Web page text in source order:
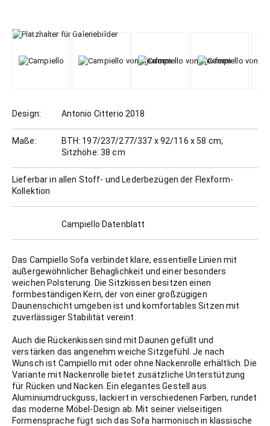
Design: Antonio Citterio 2018
Maße:
BTH: 197/237/277/337 x 92/116 x 58 cm,
Sitzhöhe: 38 cm
Lieferbar in allen Stoff- und Lederbezügen der Flexform-
Kollektion
Campiello Datenblatt
Das Campiello Sofa verbindet klare, essentielle Linien mit
außergewöhnlicher Behaglichkeit und einer besonders
weichen Polsterung. Die Sitzkissen besitzen einen
formbeständigen Kern, der von einer großzügigen
Daunenschicht umgeben ist und komfortables Sitzen mit
zuverlässiger Stabilität vereint.
Auch die Rückenkissen sind mit Daunen gefüllt und
verstärken das angenehm weiche Sitzgefühl. Je nach
Wunsch ist Campiello mit oder ohne Nackenrolle erhältlich. Die
Variante mit Nackenrolle bietet zusätzliche Unterstützung
für Rücken und Nacken. Ein elegantes Gestell aus
Aluminiumdruckguss, lackiert in verschiedenen Farben, rundet
das moderne Möbel-Design ab. Mit seiner vielseitigen
Formensprache fügt sich das Sofa harmonisch in klassische